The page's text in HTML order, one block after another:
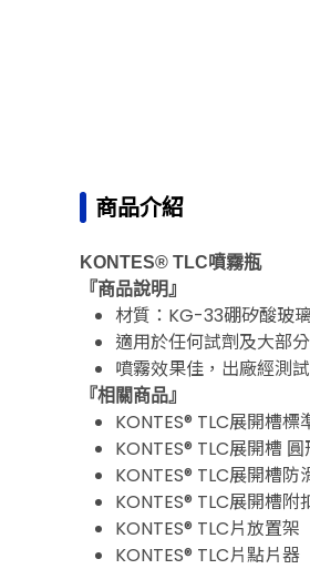
商品介紹
KONTES® TLC噴霧瓶
『商品說明』
材質：KG-33硼矽酸玻
適用於任何試劑及大部
噴霧效果佳，出廠經測
『相關商品』
KONTES® TLC展開槽標
KONTES® TLC展開槽 圓
KONTES® TLC展開槽防
KONTES® TLC展開槽附
KONTES® TLC片放置架
KONTES® TLC片點片器
上一個型號